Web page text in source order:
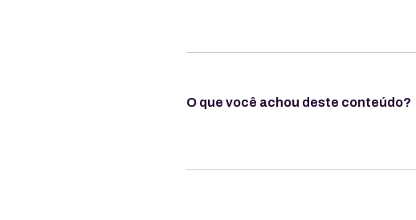
O que você achou deste conteúdo?